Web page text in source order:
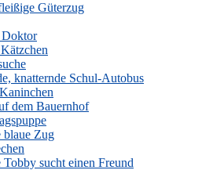
Güterzug
Doktor
knatternde Schul-Autobus
dem Bauernhof
blaue Zug
sucht einen Freund